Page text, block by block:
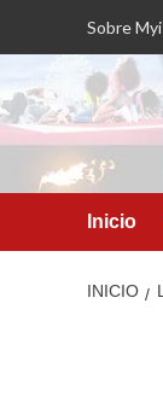
Sobre
Inicio
INICIO